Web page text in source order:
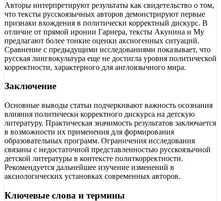
Авторы интерпретируют результаты как свидетельство о том,
что тексты русскоязычных авторов демонстрируют первые
признаки вхождения в политически корректный дискурс. В
отличие от прямой иронии Гарнера, тексты Акунина и Му
предлагают более тонкие оценки аксиогенных ситуаций.
Сравнение с предыдущими исследованиями показывает, что
русская лингвокультура еще не достигла уровня политической
корректности, характерного для англоязычного мира.
Заключение
Основные выводы статьи подчеркивают важность осознания
влияния политически корректного дискурса на детскую
литературу. Практическая значимость результатов заключается
в возможности их применения для формирования
образовательных программ. Ограничения исследования
связаны с недостаточной представленностью русскоязычной
детской литературы в контексте политкорректности.
Рекомендуется дальнейшее изучение изменений в
аксиологических установках современных авторов.
Ключевые слова и термины